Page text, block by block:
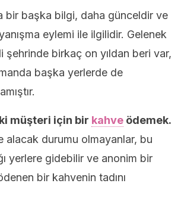
bir başka bilgi, daha günceldir ve
eylemi ile ilgilidir. Gelenek
şehrinde birkaç on yıldan beri var,
başka yerlerde de
müşteri için bir kahve ödemek.
alacak durumu olmayanlar, bu
yerlere gidebilir ve anonim bir
bir kahvenin tadını